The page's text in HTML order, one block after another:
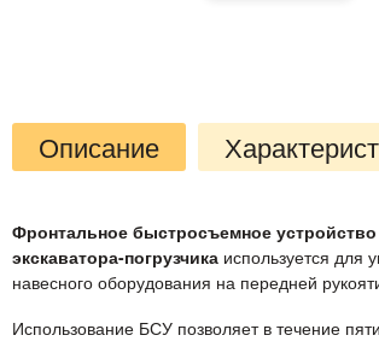
Описание
Фронтальное быстросъемное
экскаватора-погрузчика используется
навесного оборудования на передней
Использование БСУ позволяет в течение